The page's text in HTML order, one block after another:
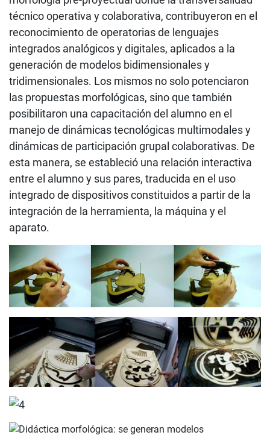
técnico operativa y colaborativa, contribuyeron en el
reconocimiento de operatorias de lenguajes
integrados analógicos y digitales, aplicados a la
generación de modelos bidimensionales y
tridimensionales. Los mismos no solo potenciaron
las propuestas morfológicas, sino que también
posibilitaron una capacitación del alumno en el
manejo de dinámicas tecnológicas multimodales y
dinámicas de participación grupal colaborativas. De
esta manera, se estableció una relación interactiva
entre el alumno y sus pares, traducida en el uso
integrado de dispositivos constituidos a partir de la
integración de la herramienta, la máquina y el
aparato.